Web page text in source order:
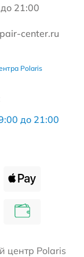
21:00
center.ru
Polaris
до 21:00
центр Polaris